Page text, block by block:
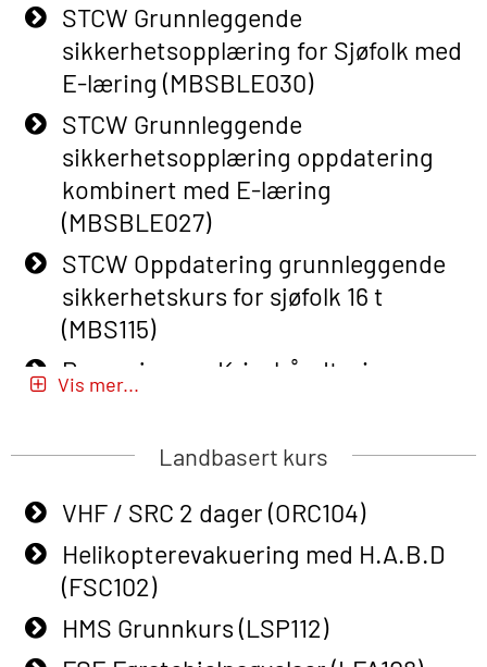
Basic Safety Training – Refresher
Course (English) with E-learning
(OBSBLE048)
Basic Safety Training – Refresher
Course (English) (OBS1063)
Basic Safety Training – Refresher
Course (English) for emergency
response personnel with Adaptive E-
learning (OBSBLE050)
Helikopterevakuering inkl pustelunge
med adaptive e-læring (OSEBLE018)
Airpocket with E-learning (English)
Additional Basic Safety Training for
the Norwegian Sector (OBS117)
Grunnleggende Sikkerhetskurs –
Rep. for helikoptermannskap inkl.
STCW Grunnleggende
sikkerhetsopplæring for Sjøfolk med
E-læring (MBSBLE030)
STCW Grunnleggende
sikkerhetsopplæring oppdatering
kombinert med E-læring
(MBSBLE027)
STCW Oppdatering grunnleggende
sikkerhetskurs for sjøfolk 16 t
(MBS115)
Passasjer- og Krisehåndtering
Passasjer- og Krisehåndtering
STCW Grunnleggende
sikkerhetsopplæring for fiskere
(MBSBLE031)
STCW Grunnleggende
sikkerhetsopplæring for fiskere
Vis mer...
Landbasert kurs
VHF / SRC 2 dager (ORC104)
Helikopterevakuering med H.A.B.D
(FSC102)
HMS Grunnkurs (LSP112)